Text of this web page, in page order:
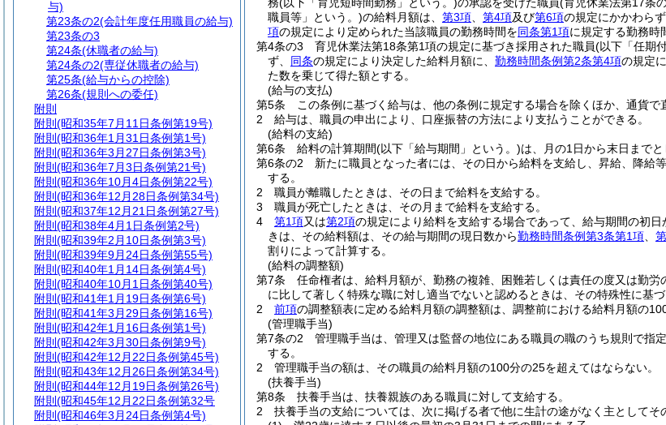
職員等」という。)の給料月額は、 第3項 第4項及び第6項の規定にかかわらず
項の規定により定められた当該職員の勤務時間を同条第1項に規定する勤務時
第4条の3
育児休業法第18条第1項の規定に基づき採用された職員(以下「任期
ず、 同条の規定により決定した給料月額に、 勤務時間条例第2条第4項の規定
た数を乗じて得た額とする。
(給与の支払)
第5条
この条例に基づく給与は、他の条例に規定する場合を除くほか、通貨で
2
給与は、職員の申出により、口座振替の方法により支払うことができる。
(給料の支給)
第6条
給料の計算期間(以下「給与期間」という。)は、月の1日から末日まで
第6条の2
新たに職員となった者には、その日から給料を支給し、昇給、降
する。
2
職員が離職したときは、その日まで給料を支給する。
3
職員が死亡したときは、その月まで給料を支給する。
4
第1項又は第2項の規定により給料を支給する場合であって、給与期間の初
きは、その給料額は、その給与期間の現日数から勤務時間条例第3条第1項
割りによって計算する。
(給料の調整額)
第7条
任命権者は、給料月額が、勤務の複雑、困難若しくは責任の度又は勤
に比して著しく特殊な職に対し適当でないと認めるときは、その特殊性に基
2
前項の調整額表に定める給料月額の調整額は、調整前における給料月額の
(管理職手当)
第7条の2
管理職手当は、管理又は監督の地位にある職員の職のうち規則で指
する。
2
管理職手当の額は、その職員の給料月額の100分の25を超えてはならない。
(扶養手当)
第8条
扶養手当は、扶養親族のある職員に対して支給する。
2
扶養手当の支給については、次に掲げる者で他に生計の途がなく主としてそ
与)
第23条の2(会計年度任用職員の給与)
第23条の3
第24条(休職者の給与)
第24条の2(専従休職者の給与)
第25条(給与からの控除)
第26条(規則への委任)
附則
附則 (昭和35年7月11日条例第19号)
附則 (昭和36年1月31日条例第1号)
附則 (昭和36年3月27日条例第3号)
附則 (昭和36年7月3日条例第21号)
附則 (昭和36年10月4日条例第22号)
附則 (昭和36年12月28日条例第34号)
附則 (昭和37年12月21日条例第27号)
附則 (昭和38年4月1日条例第2号)
附則 (昭和39年2月10日条例第3号)
附則 (昭和39年9月24日条例第55号)
附則 (昭和40年1月14日条例第4号)
附則 (昭和40年10月1日条例第40号)
附則 (昭和41年1月19日条例第6号)
附則 (昭和41年3月29日条例第16号)
附則 (昭和42年1月16日条例第1号)
附則 (昭和42年3月30日条例第9号)
附則 (昭和42年12月22日条例第45号)
附則 (昭和43年12月26日条例第34号)
附則 (昭和44年12月19日条例第26号)
附則 (昭和45年12月22日条例第32号
附則 (昭和46年3月24日条例第4号)